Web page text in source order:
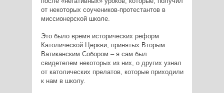
от некоторых соучеников-протестантов в
миссионерской школе.
Это было время исторических реформ
Католической Церкви, принятых Вторым
Ватиканским Собором – я сам был
свидетелем некоторых из них, о других узнал
от католических прелатов, которые приходили
к нам в школу.